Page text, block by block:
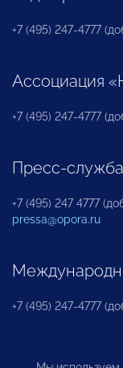
+7 (495) 247-4777
Ассоциация
+7 (495) 247-4777
Пресс-служба
+7 (495) 247 4777
pressa@opora.ru
+7 (495) 247-4777
Бюро по